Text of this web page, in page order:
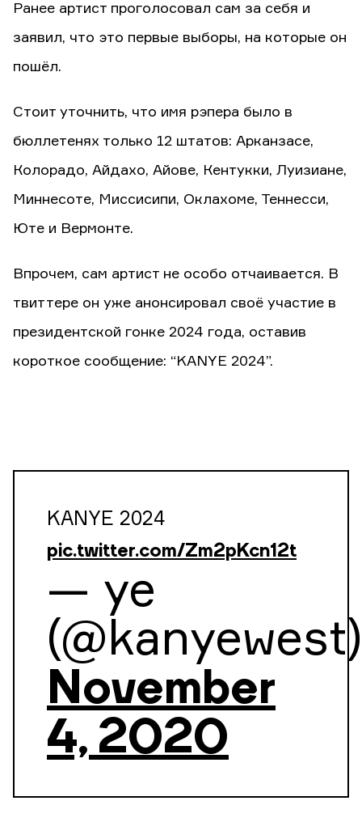
Ранее артист проголосовал сам за себя и
заявил, что это первые выборы, на которые он
пошёл.
Стоит уточнить, что имя рэпера было в
бюллетенях только 12 штатов: Арканзасе,
Колорадо, Айдахо, Айове, Кентукки, Луизиане,
Миннесоте, Миссисипи, Оклахоме, Теннесси,
Юте и Вермонте.
Впрочем, сам артист не особо отчаивается. В
твиттере он уже анонсировал своё участие в
президентской гонке 2024 года, оставив
короткое сообщение: “KANYE 2024”.
KANYE 2024
pic.twitter.com/Zm2pKcn12t
— ye
(@kanyewest)
November
4, 2020